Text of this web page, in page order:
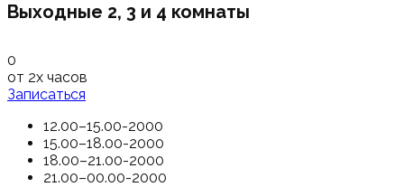
Выходные 2, 3 и 4 комнаты
0
от 2х часов
Записаться
12.00–15.00-2000
15.00–18.00-2000
18.00–21.00-2000
21.00–00.00-2000